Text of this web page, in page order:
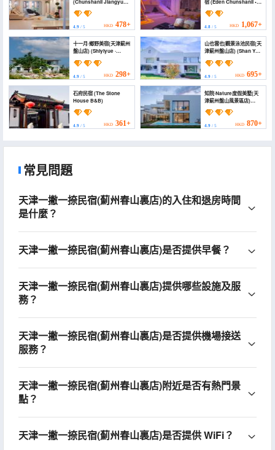
(Chunshanli Jiangyu
Qingfeng Homestay)
4.9 / 5 HKD 478+
宿 (Eden Chunshanli •
Xingyu Xingyuan
Homestay)
4.8/ 5 HKD 1,067+
十一月·鄉野美宿(天津薊州
盤山店) (Shiyiyue ·
Jizhou Panshan))
4.9 / 5 HKD 298+
山也雲也|觀景泳池民宿(天
津薊州盤山店) (Shan Ye
Pool Homestay (Tianjin
Jizhou Panshan))
4.9/ 5 HKD 695+
石府民宿 (The Stone
House B&B‌)
4.9 / 5 HKD 361+
知院·Nature度假美墅(天
津薊州盤山風景區店)
(ZHIHOUSE· Nature)
4.9/ 5 HKD 870+
常見問題
天津一撇一捺民宿(薊州春山裏店)的入住和退房時間
是什麼？
天津一撇一捺民宿(薊州春山裏店)是否提供早餐？
天津一撇一捺民宿(薊州春山裏店)提供哪些設施及服
務？
天津一撇一捺民宿(薊州春山裏店)是否提供機場接送
服務？
天津一撇一捺民宿(薊州春山裏店)附近是否有熱門景
點？
天津一撇一捺民宿(薊州春山裏店)是否提供 WiFi？